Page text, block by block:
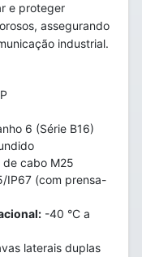
e proteger
assegurando
industrial.
6 (Série B16)
cabo M25
IP67 (com prensa-
-40 °C a
laterais duplas